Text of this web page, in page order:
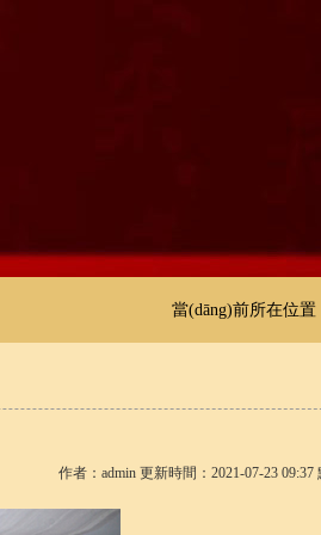
當(dāng)前所在位置
作者：admin 更新時間：2021-07-23 09:37